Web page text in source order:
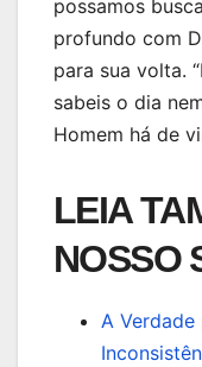
possamos
profundo com
para sua volta.
sabeis o dia
Homem há de
LEIA
NOSSO
A